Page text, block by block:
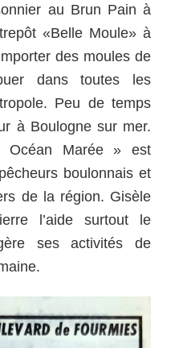
au Brun Pain à
«Belle Moule» à
des moules de
dans toutes les
Peu de temps
à Boulogne sur mer.
Océan Marée » est
boulonnais et
de la région. Gisèle
l’aide surtout le
ses activités de